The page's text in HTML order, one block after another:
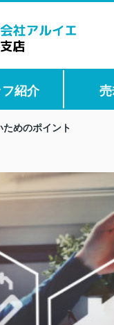
紹介
めのポイント